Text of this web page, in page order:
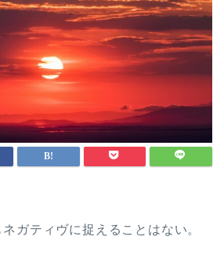
ガティヴに捉えることはない。